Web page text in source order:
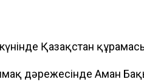
Қазақстан
дәрежесінде Аман